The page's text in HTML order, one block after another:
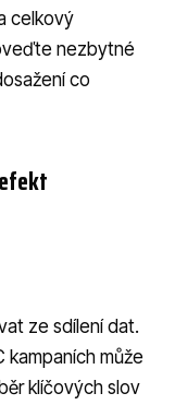
celkový
nezbytné
co
ze sdílení dat.
kampaních může
klíčových slov